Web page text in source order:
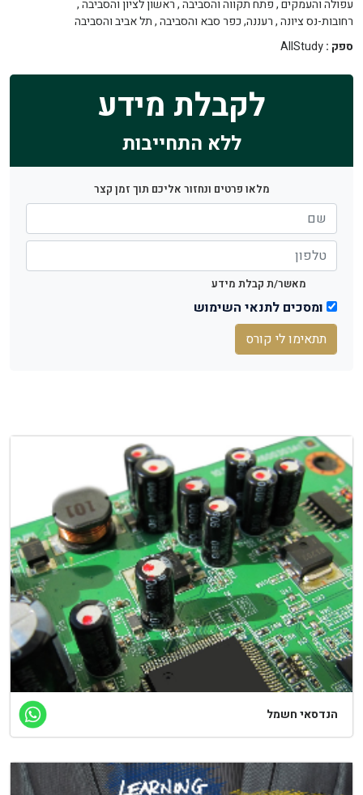
עפולה והעמקים,פתח תקווה והסביבה,ראשון לציון והסביבה,
רחובות-נס ציונה,רעננה, כפר סבא והסביבה,תל אביב והסביבה
ספק :AllStudy
לקבלת מידע
ללא התחייבות
מלאו פרטים ונחזור אליכם תוך זמן קצר
מאשר/ת קבלת מידע
ומסכים לתנאי השימוש
תתאימו לי קורס
הנדסאי חשמל